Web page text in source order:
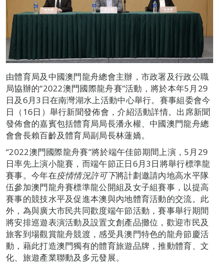
由體育局及中國澳門龍舟總會主辦，市政署及行政公職
局協辦的“2022澳門國際龍舟賽”活動，將於本年5月29
日及6月3日在南灣湖水上活動中心舉行。賽事組委會今
日（16日）舉行新聞發佈會，介紹活動詳情。出席新聞
發佈會的嘉賓包括體育局局長潘永權、中國澳門龍舟總
會會長賴百齡及體育局副局長林蓮嬌。
“2022澳門國際龍舟賽”將於端午佳節期間上演，5月29
日率先上演小龍賽，而端午節正日6月3日將舉行標準龍
賽事。今年在疫情情況許可下將計劃邀請內地高水平隊
伍參加澳門龍舟賽標準龍公開組及女子組賽事，以提高
賽事的競技水平及促進本澳與內地體育活動的交流。此
外，為與廣大市民共同歡度端午節活動，賽事舉行期間
將安排巡遊表演活動及設置文創產品攤位，歡迎市民及
旅客到場觀賞龍舟競渡，感受具澳門特色的龍舟節慶活
動，藉此打造澳門獨有的體育旅遊品牌，推動體育、文
化、旅遊產業聯動及多元發展。